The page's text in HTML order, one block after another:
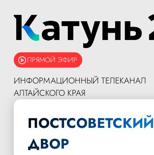
ПРЯМОЙ ЭФИР
ИНФОРМАЦИОННЫЙ ТЕЛЕКАНАЛ
АЛТАЙСКОГО КРАЯ
ПОСТСОВЕТСКИЙ
ДВОР